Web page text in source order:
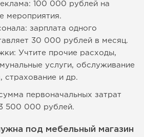
100 000 рублей на
мероприятия.
зарплата одного
30 000 рублей в месяц.
Учтите прочие расходы,
услуги, обслуживание
страхование и др.
первоначальных затрат
500 000 рублей.
под мебельный магазин